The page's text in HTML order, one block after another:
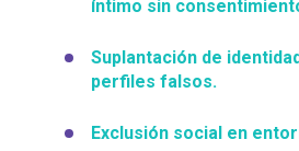
íntimo sin
Suplantación de
perfiles falsos.
Exclusión social en